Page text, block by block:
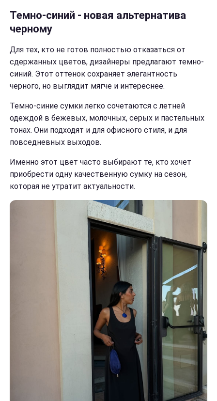
Темно-синий - новая альтернатива
черному
Для тех, кто не готов полностью отказаться от
сдержанных цветов, дизайнеры предлагают темно-
синий. Этот оттенок сохраняет элегантность
черного, но выглядит мягче и интереснее.
Темно-синие сумки легко сочетаются с летней
одеждой в бежевых, молочных, серых и пастельных
тонах. Они подходят и для офисного стиля, и для
повседневных выходов.
Именно этот цвет часто выбирают те, кто хочет
приобрести одну качественную сумку на сезон,
которая не утратит актуальности.